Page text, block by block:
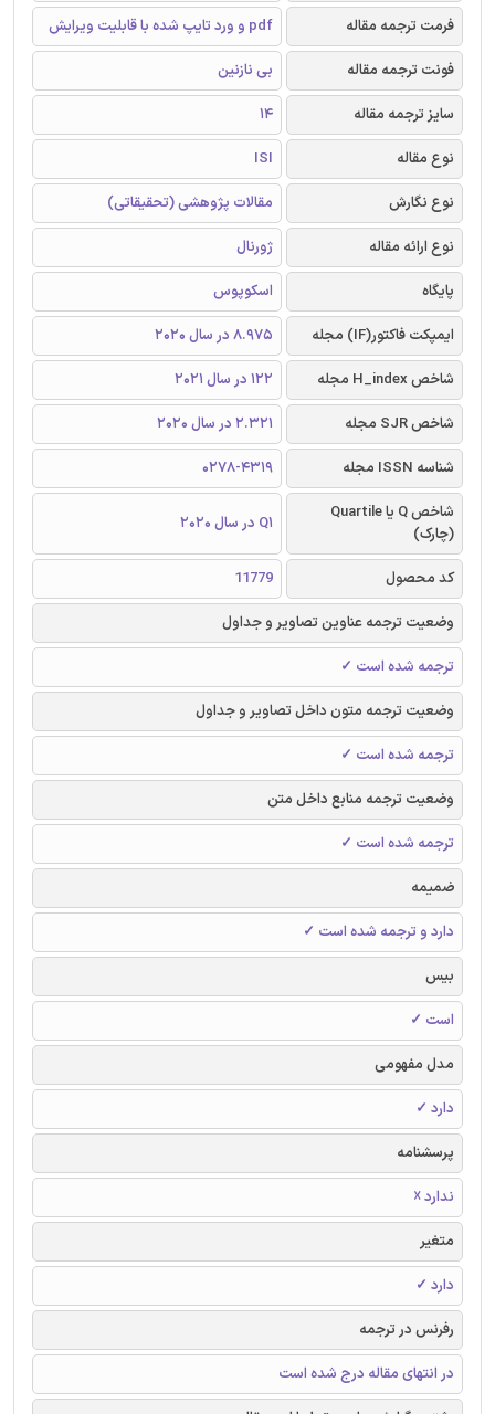
فرمت ترجمه مقاله
pdf و ورد تایپ شده با قابلیت ویرایش
فونت ترجمه مقاله
بی نازنین
سایز ترجمه مقاله
14
نوع مقاله
ISI
نوع نگارش
مقالات پژوهشی (تحقیقاتی)
نوع ارائه مقاله
ژورنال
پایگاه
اسکوپوس
ایمپکت فاکتور(IF) مجله
8.975 در سال 2020
شاخص H_index مجله
122 در سال 2021
شاخص SJR مجله
2.321 در سال 2020
شناسه ISSN مجله
0278-4319
شاخص Q یا Quartile
(چارک)
Q1 در سال 2020
کد محصول
11779
وضعیت ترجمه عناوین تصاویر و جداول
ترجمه شده است ✓
وضعیت ترجمه متون داخل تصاویر و جداول
ترجمه شده است ✓
وضعیت ترجمه منابع داخل متن
ترجمه شده است ✓
ضمیمه
دارد و ترجمه شده است ✓
بیس
است ✓
مدل مفهومی
دارد ✓
پرسشنامه
ندارد ☓
متغیر
دارد ✓
رفرنس در ترجمه
در انتهای مقاله درج شده است